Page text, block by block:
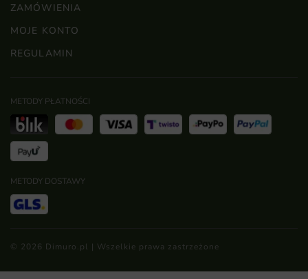
ZAMÓWIENIA
MOJE KONTO
REGULAMIN
METODY PŁATNOŚCI
METODY DOSTAWY
© 2026 Dimuro.pl | Wszelkie prawa zastrzeżone